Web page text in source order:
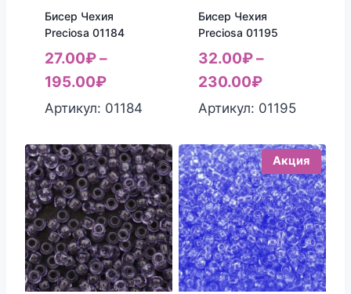
Бисер Чехия
Preciosa 01184
27.00₽–
195.00₽
Артикул: 01184
Бисер Чехия
Preciosa 01195
32.00₽–
230.00₽
Артикул: 01195
Акция